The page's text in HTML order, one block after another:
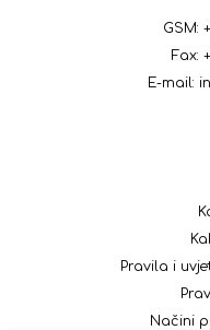
GSM:
Fax:
E-mail:
Pravila i
Načini